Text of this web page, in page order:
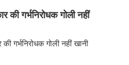
की गर्भनिरोधक गोली नहीं
गर्भनिरोधक गोली नहीं खानी